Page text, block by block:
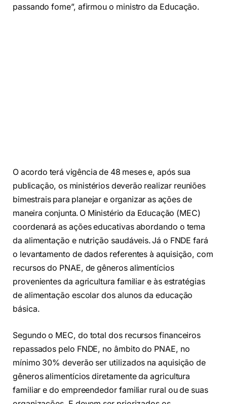
passando fome”, afirmou o ministro da Educação.
O acordo terá vigência de 48 meses e, após sua
publicação, os ministérios deverão realizar reuniões
bimestrais para planejar e organizar as ações de
maneira conjunta. O Ministério da Educação (MEC)
coordenará as ações educativas abordando o tema
da alimentação e nutrição saudáveis. Já o FNDE fará
o levantamento de dados referentes à aquisição, com
recursos do PNAE, de gêneros alimentícios
provenientes da agricultura familiar e às estratégias
de alimentação escolar dos alunos da educação
básica.
Segundo o MEC, do total dos recursos financeiros
repassados pelo FNDE, no âmbito do PNAE, no
mínimo 30% deverão ser utilizados na aquisição de
gêneros alimentícios diretamente da agricultura
familiar e do empreendedor familiar rural ou de suas